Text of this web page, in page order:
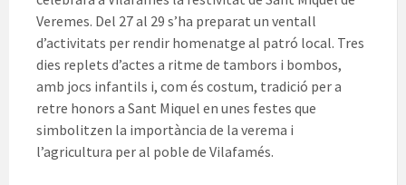
Veremes. Del 27 al 29 s’ha preparat un ventall
d’activitats per rendir homenatge al patró local. Tres
dies replets d’actes a ritme de tambors i bombos,
amb jocs infantils i, com és costum, tradició per a
retre honors a Sant Miquel en unes festes que
simbolitzen la importància de la verema i
l’agricultura per al poble de Vilafamés.